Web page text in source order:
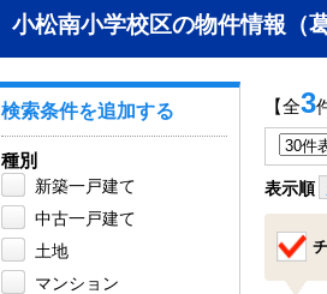
小松南小学校区の物件情報（葛
【全3
表示順
検索条件を追加する
種別
新築一戸建て
中古一戸建て
土地
マンション